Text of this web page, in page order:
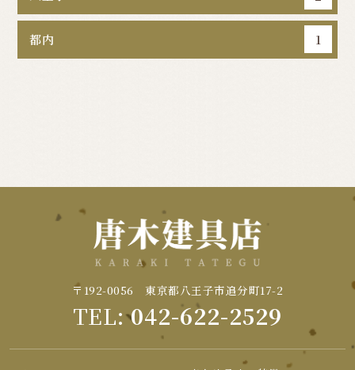
都内 1
〒192-0056 東京都八王子市追分町17-2
TEL:042-622-2529